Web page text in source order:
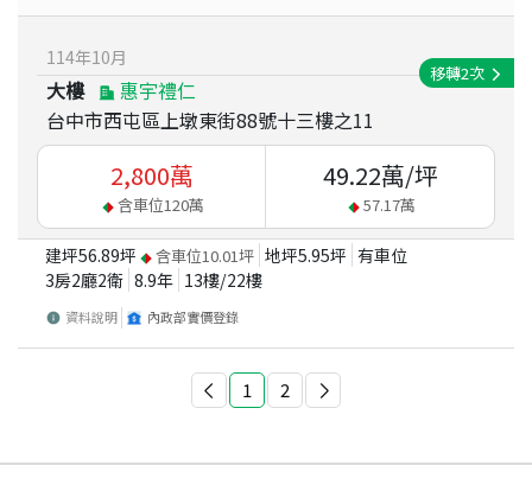
114年10月
大樓
惠宇禮仁
台中市西屯區上墩東街88號十三樓之11
移轉2次
2,800萬
含車位120萬
49.22萬/坪
57.17萬
建坪56.89坪 含車位10.01坪 地坪5.95坪 有車位
3房2廳2衛 8.9年 13樓/22樓
資料說明 內政部實價登錄
1 2